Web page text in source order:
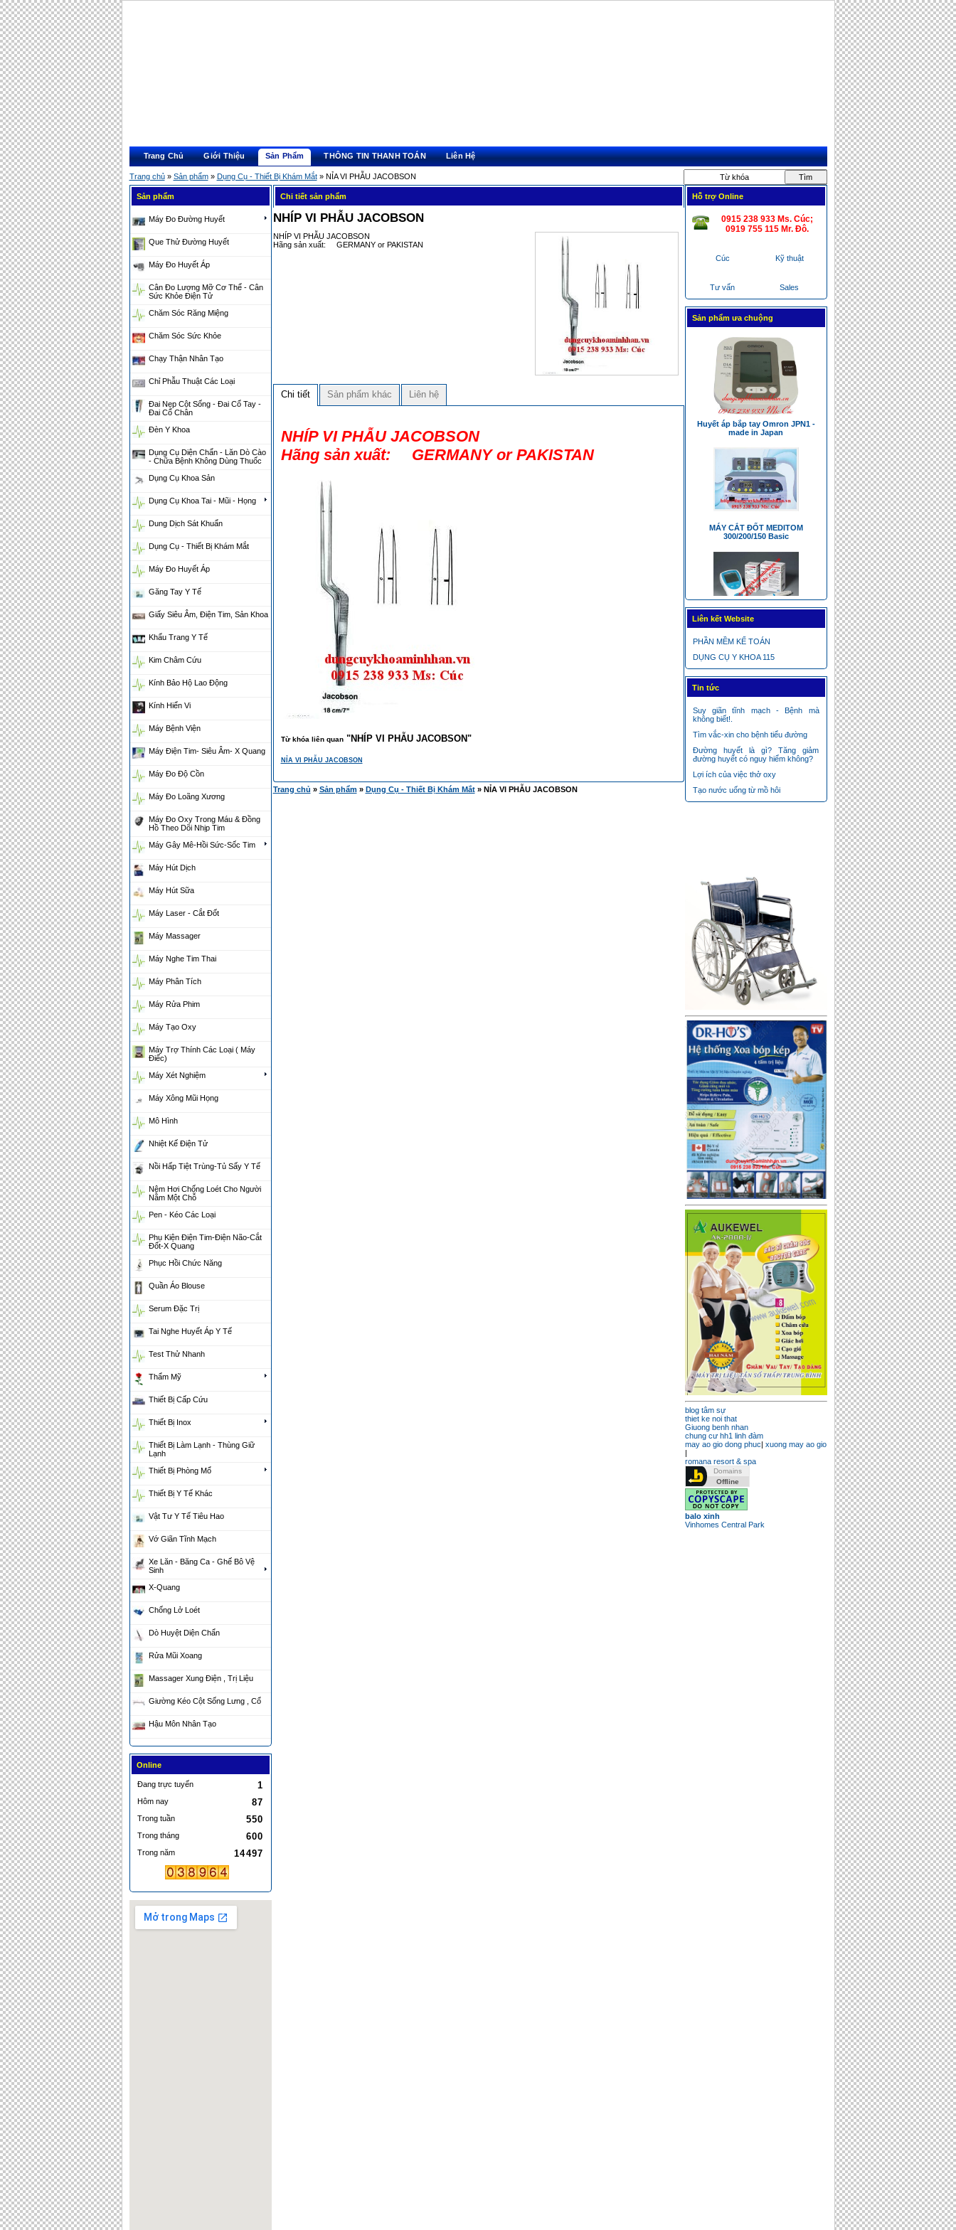
Trang Chủ Giới Thiệu Sản Phẩm THÔNG TIN THANH TOÁN Liên Hệ
Trang chủ» Sản phẩm» Dụng Cụ - Thiết Bị Khám Mắt» NỈA VI PHẪU JACOBSON
Chi tiết sản phẩm
NHÍP VI PHẪU JACOBSON
NHÍP VI PHẪU JACOBSON
Hãng sản xuất: GERMANY or PAKISTAN
Chi tiết Sản phẩm khác Liên hệ
NHÍP VI PHẪU JACOBSON
Hãng sản xuất: GERMANY or PAKISTAN
Từ khóa liên quan "NHÍP VI PHẪU JACOBSON"
NỈA VI PHẪU JACOBSON
Trang chủ » Sản phẩm» Dụng Cụ - Thiết Bị Khám Mắt» NỈA VI PHẪU JACOBSON
Sản phẩm
Máy Đo Đường Huyết
Que Thử Đường Huyết
Máy Đo Huyết Áp
Cân Đo Lượng Mỡ Cơ Thể - Cân
Sức Khỏe Điện Tử
Chăm Sóc Răng Miệng
Chăm Sóc Sức Khỏe
Chạy Thận Nhân Tạo
Chỉ Phẫu Thuật Các Loại
Đai Nẹp Cột Sống - Đai Cổ Tay -
Đai Cổ Chân
Đèn Y Khoa
Dụng Cụ Diện Chẩn - Lăn Dò Cào
- Chữa Bệnh Không Dùng Thuốc
Dụng Cụ Khoa Sản
Dụng Cụ Khoa Tai - Mũi - Họng
Dung Dịch Sát Khuẩn
Dụng Cụ - Thiết Bị Khám Mắt
Máy Đo Huyết Áp
Găng Tay Y Tế
Giấy Siêu Âm, Điện Tim, Sản Khoa
Khẩu Trang Y Tế
Kim Châm Cứu
Kính Bảo Hộ Lao Động
Kính Hiển Vi
Máy Bệnh Viện
Máy Điện Tim- Siêu Âm- X Quang
Máy Đo Độ Cồn
Máy Đo Loãng Xương
Máy Đo Oxy Trong Máu & Đồng
Hồ Theo Dõi Nhịp Tim
Máy Gây Mê-Hồi Sức-Sốc Tim
Máy Hút Dịch
Máy Hút Sữa
Máy Laser - Cắt Đốt
Máy Massager
Máy Nghe Tim Thai
Máy Phân Tích
Máy Rửa Phim
Máy Tạo Oxy
Máy Trợ Thính Các Loại ( Máy
Điếc)
Máy Xét Nghiệm
Máy Xông Mũi Họng
Mô Hình
Nhiệt Kế Điện Tử
Nồi Hấp Tiệt Trùng-Tủ Sấy Y Tế
Nệm Hơi Chống Loét Cho Người
Nằm Một Chỗ
Pen - Kéo Các Loại
Phụ Kiện Điện Tim-Điện Não-Cắt
Đốt-X Quang
Phục Hồi Chức Năng
Quần Áo Blouse
Serum Đặc Trị
Tai Nghe Huyết Áp Y Tế
Test Thử Nhanh
Thẩm Mỹ
Thiết Bị Cấp Cứu
Thiết Bị Inox
Thiết Bị Làm Lạnh - Thùng Giữ
Lạnh
Thiết Bị Phòng Mổ
Thiết Bị Y Tế Khác
Vật Tư Y Tế Tiêu Hao
Vớ Giãn Tĩnh Mạch
Xe Lăn - Băng Ca - Ghế Bô Vệ
Sinh
X-Quang
Chống Lở Loét
Dò Huyệt Diện Chẩn
Rửa Mũi Xoang
Massager Xung Điện , Trị Liệu
Giường Kéo Cột Sống Lưng , Cổ
Hậu Môn Nhân Tạo
Online
Đang trực tuyến 1
Hôm nay 87
Trong tuần 550
Trong tháng 600
Trong năm 14497
Hỗ trợ Online
0915 238 933 Ms. Cúc;
0919 755 115 Mr. Ðô.
Cúc Kỹ thuật
Tư vấn Sales
Sản phẩm ưa chuộng
May Oxy Cho Người Già
MÁY ĐO HUYẾT ÁP BP A2 Basic
Huyết áp bắp tay Omron JPN1 -
made in Japan
MÁY CẮT ĐỐT MEDITOM
300/200/150 Basic
TAY COAGUCHECKS
GIƯỜNG KÉO CỘT SỐNG LƯNG,
MÁY ĐO HUYẾT ÁP BP A2 Basic
Huyết áp bắp tay Omron JPN1 -
made in Japan
Liên kết Website
PHẦN MỀM KẾ TOÁN
DỤNG CỤ Y KHOA 115
Tin tức
Suy giãn tĩnh mạch - Bệnh mà
không biết!.
Tìm vắc-xin cho bệnh tiểu đường
Đường huyết là gì? Tăng giảm
đường huyết có nguy hiểm không?
Lợi ích của việc thở oxy
Tạo nước uống từ mồ hôi
blog tâm sự
thiet ke noi that
Giuong benh nhan
chung cư hh1 linh đàm
may ao gio dong phuc| xuong may ao gio
|
romana resort & spa
balo xinh
Vinhomes Central Park